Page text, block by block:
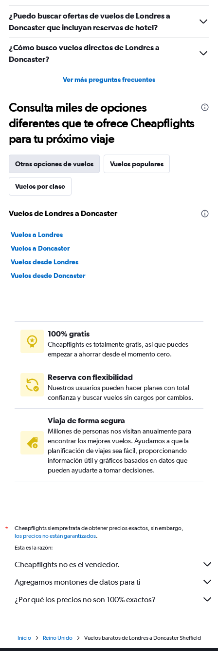
¿Puedo buscar ofertas de vuelos de Londres a
Doncaster que incluyan reservas de hotel?
¿Cómo busco vuelos directos de Londres a
Doncaster?
Ver más preguntas frecuentes
Consulta miles de opciones
diferentes que te ofrece Cheapflights
para tu próximo viaje
Otras opciones de vuelos Vuelos populares
Vuelos por clase
Vuelos de Londres a Doncaster
Vuelos a Londres
Vuelos a Doncaster
Vuelos desde Londres
Vuelos desde Doncaster
100% gratis
Cheapflights es totalmente gratis, así que puedes
empezar a ahorrar desde el momento cero.
Reserva con flexibilidad
Nuestros usuarios pueden hacer planes con total
confianza y buscar vuelos sin cargos por cambios.
Viaja de forma segura
Millones de personas nos visitan anualmente para
encontrar los mejores vuelos. Ayudamos a que la
planificación de viajes sea fácil, proporcionando
información útil y gráficos basados en datos que
pueden ayudarte a tomar decisiones.
*
Cheapflights siempre trata de obtener precios exactos, sin embargo,
los precios no están garantizados.
Esta es la razón:
Cheapflights no es el vendedor.
Agregamos montones de datos para ti
¿Por qué los precios no son 100% exactos?
Inicio Reino Unido Vuelos baratos de Londres a Doncaster Sheffield